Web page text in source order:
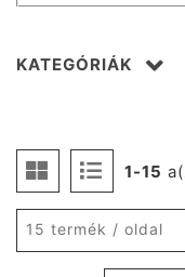
1-15
15 termék / oldal
KATEGÓRIÁK